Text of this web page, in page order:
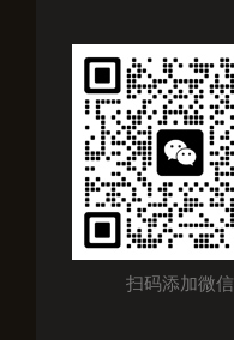
扫码添加微信